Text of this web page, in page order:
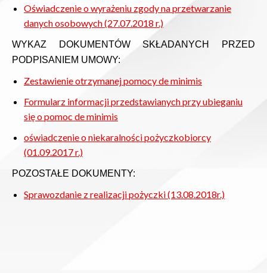
Oświadczenie o wyrażeniu zgody na przetwarzanie
danych osobowych (27.07.2018 r.)
WYKAZ DOKUMENTÓW SKŁADANYCH PRZED
PODPISANIEM UMOWY:
Zestawienie otrzymanej pomocy de minimis
Formularz informacji przedstawianych przy ubieganiu
się o pomoc de minimis
oświadczenie o niekaralności pożyczkobiorcy
(01.09.2017 r.)
POZOSTAŁE DOKUMENTY:
Sprawozdanie z realizacji pożyczki (13.08.2018r.)